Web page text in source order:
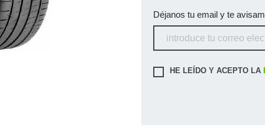
Déjanos tu email y te
HE LEÍDO Y ACEPTO LA